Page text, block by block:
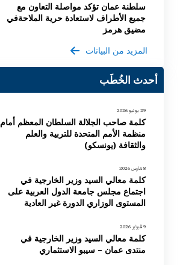
سلطنة عمان تؤكد مواصلة التعاون مع
جميع الأطراف لاستعادة حرية الملاحةفي
مضيق هرمز
المزيد من البيانات
أحدث الخُطَب
29 يونيو 2026
كلمة صاحب الجلالة السلطان المعظم أمام
منظمة الأمم المتحدة للتربية والعلم
والثقافة (يونسكو)
8 مارس 2026
كلمة معالي السيد وزير الخارجية في
اجتماع مجلس جامعة الدول العربية على
المستوى الوزاري الدورة غير العادية
9 فبراير 2026
كلمة معالي السيد وزير الخارجية في
منتدى عمان – سيبو الاستثماري